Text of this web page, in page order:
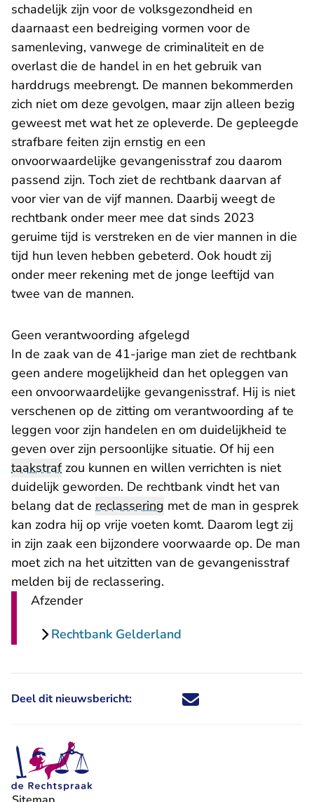
schadelijk zijn voor de volksgezondheid en
daarnaast een bedreiging vormen voor de
samenleving, vanwege de criminaliteit en de
overlast die de handel in en het gebruik van
harddrugs meebrengt. De mannen bekommerden
zich niet om deze gevolgen, maar zijn alleen bezig
geweest met wat het ze opleverde. De gepleegde
strafbare feiten zijn ernstig en een
onvoorwaardelijke gevangenisstraf zou daarom
passend zijn. Toch ziet de rechtbank daarvan af
voor vier van de vijf mannen. Daarbij weegt de
rechtbank onder meer mee dat sinds 2023
geruime tijd is verstreken en de vier mannen in die
tijd hun leven hebben gebeterd. Ook houdt zij
onder meer rekening met de jonge leeftijd van
twee van de mannen.
Geen verantwoording afgelegd
In de zaak van de 41-jarige man ziet de rechtbank
geen andere mogelijkheid dan het opleggen van
een onvoorwaardelijke gevangenisstraf. Hij is niet
verschenen op de zitting om verantwoording af te
leggen voor zijn handelen en om duidelijkheid te
geven over zijn persoonlijke situatie. Of hij een
taakstrafzou kunnen en willen verrichten is niet
duidelijk geworden. De rechtbank vindt het van
belang dat de reclassering met de man in gesprek
kan zodra hij op vrije voeten komt. Daarom legt zij
in zijn zaak een bijzondere voorwaarde op. De man
moet zich na het uitzitten van de gevangenisstraf
melden bij de reclassering.
Afzender
Rechtbank Gelderland
Deel dit nieuwsbericht: Deel dit nieuwsbericht via X -
Deel dit nieuwsbericht via
Deel dit nieuwsbericht
Deel dit